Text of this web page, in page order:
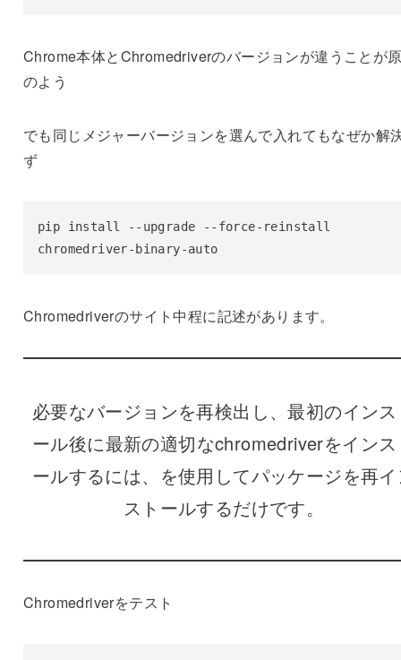
Chrome本体とChromedriverのバージョンが違うことが
のよう
でも同じメジャーバージョンを選んで入れてもなぜか解
ず
pip install --upgrade --force-reinstall
chromedriver-binary-auto
Chromedriverのサイト中程に記述があります。
必要なバージョンを再検出し、最初のイン
ール後に最新の適切なchromedriverをイン
ールするには、を使用してパッケージを再
ストールするだけです。
Chromedriverをテスト